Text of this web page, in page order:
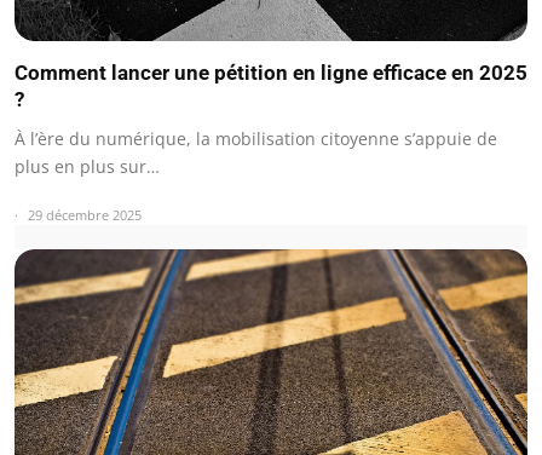
Comment lancer une pétition en ligne efficace en 2025
?
À l’ère du numérique, la mobilisation citoyenne s’appuie de
plus en plus sur…
29 décembre 2025